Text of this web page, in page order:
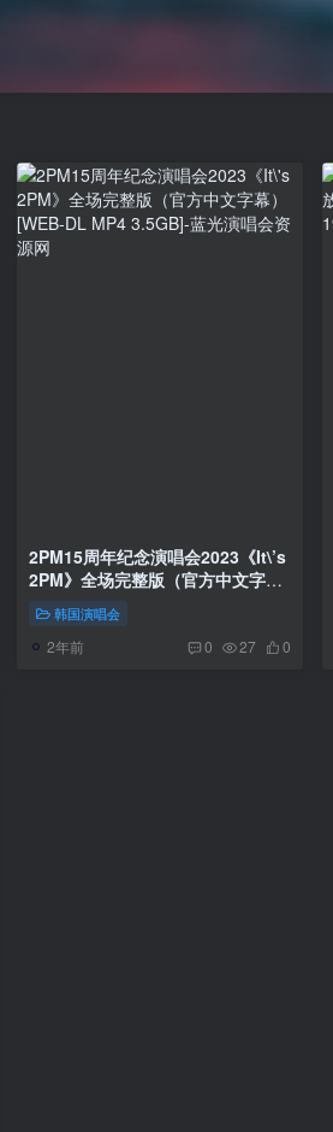
2PM15周年纪念演唱会2023《It\’s
2PM》全场完整版（官方中文字
幕）[WEB-DL MP4 3.5GB]
韩国演唱会
2年前 0 27 0